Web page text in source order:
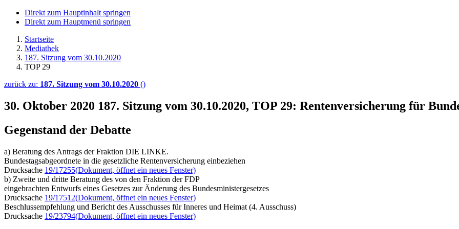
Direkt zum Hauptinhalt springen
Direkt zum Hauptmenü springen
Startseite
Mediathek
187. Sitzung vom 30.10.2020
TOP 29
zurück zu: 187. Sitzung vom 30.10.2020 ()
30. Oktober 2020 187. Sitzung vom 30.10.2020, TOP 29: Rentenversicherung für
Gegenstand der Debatte
a) Beratung des Antrags der Fraktion DIE LINKE.
Bundestagsabgeordnete in die gesetzliche Rentenversicherung einbeziehen
Drucksache 19/17255(Dokument, öffnet ein neues Fenster)
b) Zweite und dritte Beratung des von den Fraktion der FDP
eingebrachten Entwurfs eines Gesetzes zur Änderung des Bundesministergesetzes
Drucksache 19/17512(Dokument, öffnet ein neues Fenster)
Beschlussempfehlung und Bericht des Ausschusses für Inneres und Heimat (4. Ausschuss)
Drucksache 19/23794(Dokument, öffnet ein neues Fenster)